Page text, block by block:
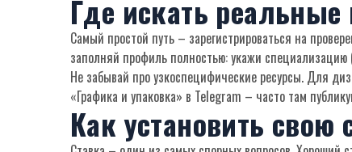
Где искать
Самый простой путь – зарегистрироваться на
заполняй профиль полностью: укажи
Не забывай про узкоспецифические ресурсы. Для
«Графика и упаковка» в Telegram – часто там
Как установить свою